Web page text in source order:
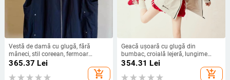
Vestă de damă cu glugă, fără
mâneci, stil coreean, fermoar
frontal, amestec poliester 70–80%,
365.37 Lei
add_shopping_cart
Geacă ușoară cu glugă din
bumbac, croială lejeră, lungime
medie, fermoar
354.31 Lei
add_shopping_cart